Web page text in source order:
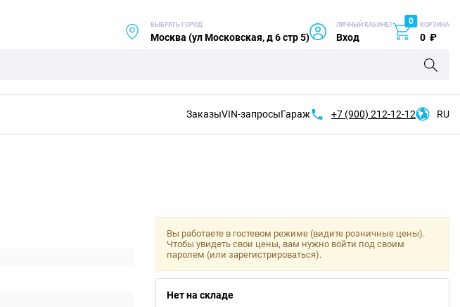
ВЫБРАТЬ ГОРОД
Москва (ул Московская, д 6 стр 5)
ЛИЧНЫЙ КАБИНЕТ
Вход
0 КОРЗИНА
0 ₽
ЗаказыVIN-запросыГараж +7 (900) 212-12-12 RU
Вы работаете в гостевом режиме (видите розничные цены).
Чтобы увидеть свои цены, вам нужно войти под своим
паролем (или зарегистрироваться).
Нет на складе